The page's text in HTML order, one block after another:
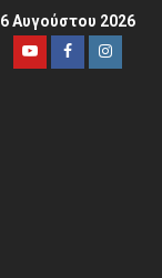
6 Αυγούστου 2026